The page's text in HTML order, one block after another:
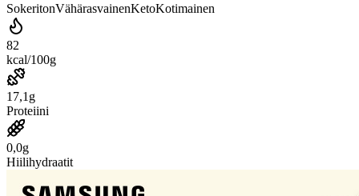
SokeritonVähärasvainenKetoKotimainen
82
kcal/100g
17,1g
Proteiini
0,0g
Hiilihydraatit